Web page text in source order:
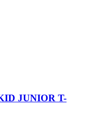
JUNIOR T-